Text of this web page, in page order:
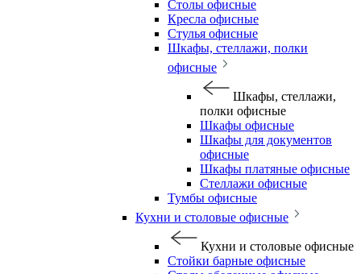
Столы офисные
Кресла офисные
Стулья офисные
Шкафы, стеллажи, полки
офисные
Шкафы, стеллажи,
полки офисные
Шкафы офисные
Шкафы для документов
офисные
Шкафы платяные офисные
Стеллажи офисные
Тумбы офисные
Кухни и столовые офисные
Кухни и столовые офисные
Стойки барные офисные